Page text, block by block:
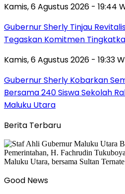
Kamis, 6 Agustus 2026 - 19:44
Gubernur Sherly Tinjau
Tegaskan Komitmen
Kamis, 6 Agustus 2026 - 19:33
Gubernur Sherly Kobarkan
Bersama 240 Siswa Sekolah
Maluku Utara
Berita Terbaru
Good News